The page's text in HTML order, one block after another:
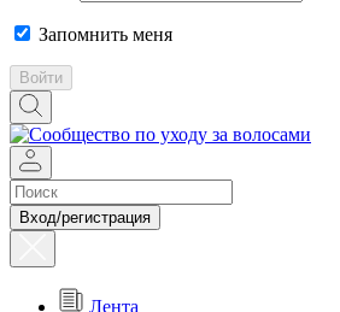
Запомнить меня
Войти
Вход/регистрация
Лента